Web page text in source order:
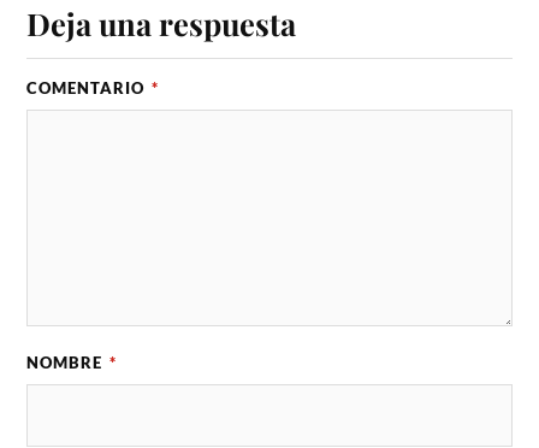
Deja una respuesta
COMENTARIO *
NOMBRE *